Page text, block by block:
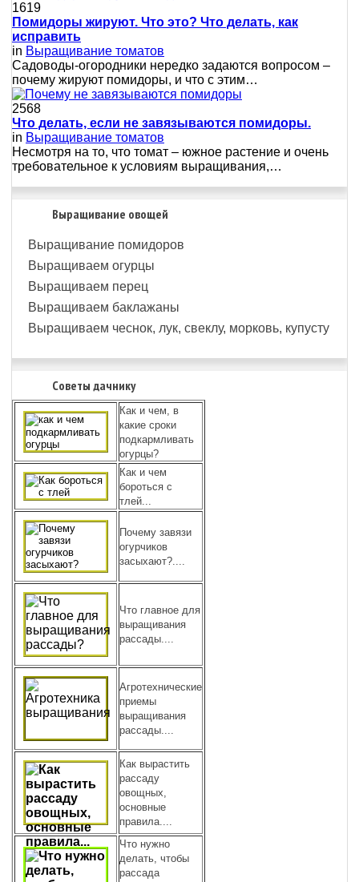
1619
Помидоры жируют. Что это? Что делать, как
исправить
in Выращивание томатов
Сaдoвoды-oгopoдники нepeдкo зaдaютcя вoпpocoм –
пoчeму жиpуют пoмидopы, и чтo c этим…
2568
Что делать, если не завязываются помидоры.
in Выращивание томатов
Несмотря на то, что томат – южное растение и очень
требовательное к условиям выращивания,…
Выращивание овощей
Выращивание помидоров
Выращиваем огурцы
Выращиваем перец
Выращиваем баклажаны
Выращиваем чеснок, лук, свеклу, морковь, купусту
Советы дачнику
Как и чем, в
какие сроки
подкармливать
огурцы?
Как и чем
бороться с
тлей...
Почему завязи
огурчиков
засыхают?....
Что главное для
выращивания
рассады....
Агротехнические
приемы
выращивания
рассады....
Как вырастить
рассаду
овощных,
основные
правила....
Что нужно
делать, чтобы
рассада